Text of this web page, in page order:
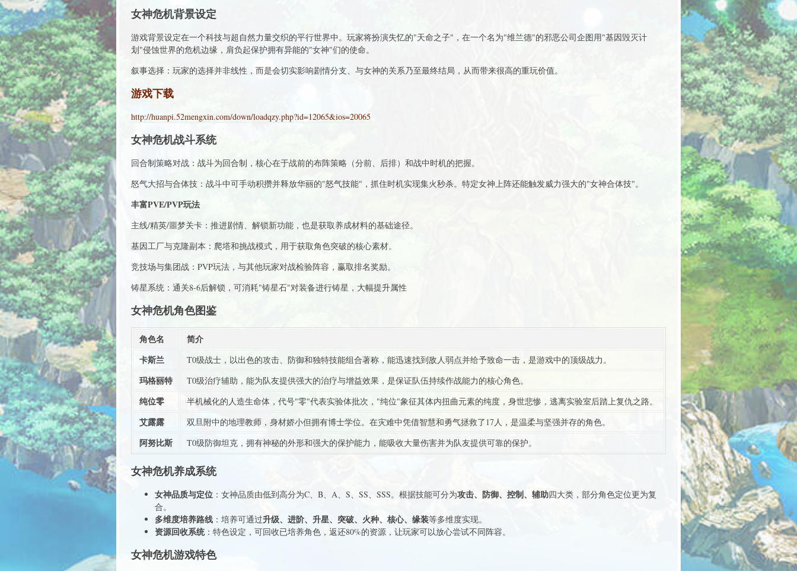
女神危机背景设定
游戏背景设定在一个科技与超自然力量交织的平行世界中。玩家将扮演失忆的"天命之子"，在一个名为"维兰德"的邪恶公司企图用"基因毁灭计
划"侵蚀世界的危机边缘，肩负起保护拥有异能的"女神"们的使命。
叙事选择：玩家的选择并非线性，而是会切实影响剧情分支、与女神的关系乃至最终结局，从而带来很高的重玩价值。
游戏下载
http://huanpi.52mengxin.com/down/loadqzy.php?id=12065&ios=20065
女神危机战斗系统
回合制策略对战：战斗为回合制，核心在于战前的布阵策略（分前、后排）和战中时机的把握。
怒气大招与合体技：战斗中可手动积攒并释放华丽的"怒气技能"，抓住时机实现集火秒杀。特定女神上阵还能触发威力强大的"女神合体技"。
丰富PVE/PVP玩法
主线/精英/噩梦关卡：推进剧情、解锁新功能，也是获取养成材料的基础途径。
基因工厂与克隆副本：爬塔和挑战模式，用于获取角色突破的核心素材。
竞技场与集团战：PVP玩法，与其他玩家对战检验阵容，赢取排名奖励。
铸星系统：通关8-6后解锁，可消耗"铸星石"对装备进行铸星，大幅提升属性
女神危机角色图鉴
角色名
简介
卡斯兰
T0级战士，以出色的攻击、防御和独特技能组合著称，能迅速找到敌人弱点并给予致命一击，是游戏中的顶级战力。
玛格丽特 T0级治疗辅助，能为队友提供强大的治疗与增益效果，是保证队伍持续作战能力的核心角色。
纯位零 半机械化的人造生命体，代号"零"代表实验体批次，"纯位"象征其体内扭曲元素的纯度，身世悲惨，逃离实验室后踏上复仇之路。
艾露露 双旦附中的地理教师，身材娇小但拥有博士学位。在灾难中凭借智慧和勇气拯救了17人，是温柔与坚强并存的角色。
阿努比斯 T0级防御坦克，拥有神秘的外形和强大的保护能力，能吸收大量伤害并为队友提供可靠的保护。
女神危机养成系统
女神品质与定位 ：女神品质由低到高分为C、B、A、S、SS、SSS。根据技能可分为攻击、防御、控制、辅助四大类，部分角色定位更为复
合。
多维度培养路线 ：培养可通过升级、进阶、升星、突破、火种、核心、缘装等多维度实现。
资源回收系统：特色设定，可回收已培养角色，返还80%的资源，让玩家可以放心尝试不同阵容。
女神危机游戏特色